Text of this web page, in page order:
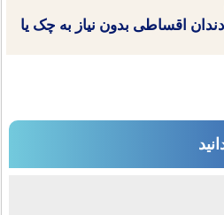
دندان اقساطی بدون نیاز به چک یا